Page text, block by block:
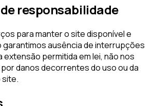
responsabilidade
para manter o site disponível e
garantimos ausência de interrupções
extensão permitida em lei, não nos
danos decorrentes do uso ou da
site.